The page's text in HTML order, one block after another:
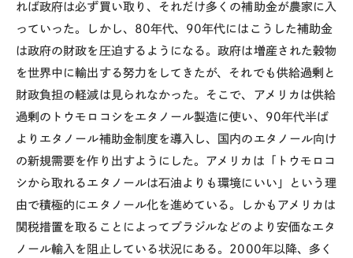
れば政府は必ず買い取り、それだけ多くの補助金が農家に入
っていった。しかし、80年代、90年代にはこうした補助金
は政府の財政を圧迫するようになる。政府は増産された穀物
を世界中に輸出する努力をしてきたが、それでも供給過剰と
財政負担の軽減は見られなかった。そこで、アメリカは供給
過剰のトウモロコシをエタノール製造に使い、90年代半ば
よりエタノール補助金制度を導入し、国内のエタノール向け
の新規需要を作り出すようにした。アメリカは「トウモロコ
シから取れるエタノールは石油よりも環境にいい」という理
由で積極的にエタノール化を進めている。しかもアメリカは
関税措置を取ることによってブラジルなどのより安価なエタ
ノール輸入を阻止している状況にある。2000年以降、多く